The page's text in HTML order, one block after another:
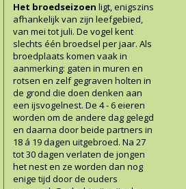
Het broedseizoen ligt, enigszins
afhankelijk van zijn leefgebied,
van mei tot juli. De vogel kent
slechts één broedsel per jaar. Als
broedplaats komen vaak in
aanmerking: gaten in muren en
rotsen en zelf gegraven holten in
de grond die doen denken aan
een ijsvogelnest. De 4 - 6 eieren
worden om de andere dag gelegd
en daarna door beide partners in
18 á 19 dagen uitgebroed. Na 27
tot 30 dagen verlaten de jongen
het nest en ze worden dan nog
enige tijd door de ouders